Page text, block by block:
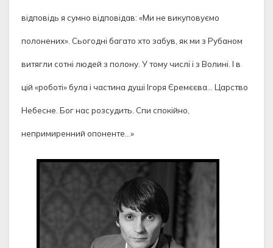
відповідь я сумно відповідав: «Ми не викуповуємо
полонених». Сьогодні багато хто забув, як ми з Рубаном
витягли сотні людей з полону. У тому числі і з Волині. І в
цій «роботі» була і частина душі Ігоря Єремєєва… Царство
Небесне. Бог нас розсудить. Спи спокійно,
непримиренний опоненте…»